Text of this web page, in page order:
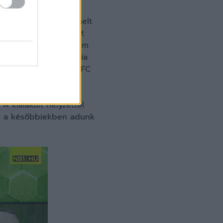
már előtte is kiemelt
utánpótlását kiemelt
saját forrásból nem
hogy az Akadémia
Mivel a Vasas FC
alapján nem
a Vasasnál
kialakult helyzettel
későbbiekben adunk